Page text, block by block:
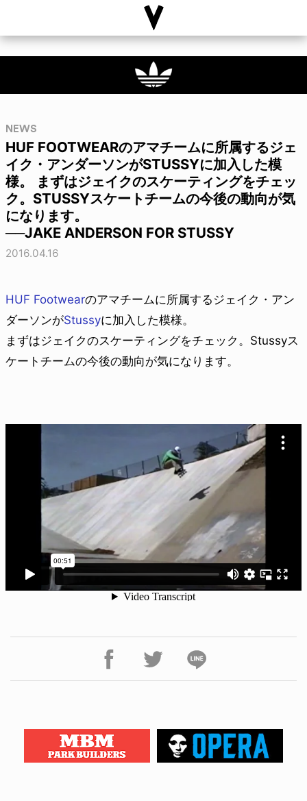
NEWS
HUF FOOTWEARのアマチームに所属するジェ
イク・アンダーソンがSTUSSYに加入した模
様。 まずはジェイクのスケーティングをチェッ
ク。STUSSYスケートチームの今後の動向が気
になります。
──JAKE ANDERSON FOR STUSSY
2016.04.16
HUF Footwearのアマチームに所属するジェイク・アン
ダーソンがStussyに加入した模様。
まずはジェイクのスケーティングをチェック。Stussyス
ケートチームの今後の動向が気になります。